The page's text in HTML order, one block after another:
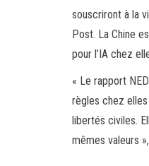
souscriront à la
Post. La Chine
pour l’IA chez
« Le rapport
règles chez elles
libertés civiles.
mêmes valeurs